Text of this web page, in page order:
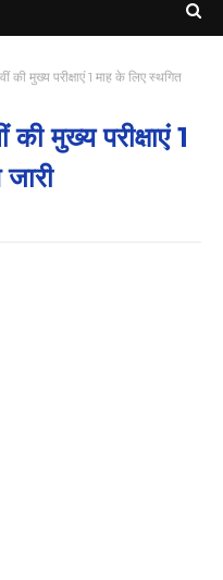
की मुख्य परीक्षाएं 1 माह के लिए स्थगित
की मुख्य परीक्षाएं 1